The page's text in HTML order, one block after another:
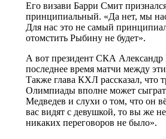
Его визави Барри Смит
принципиальный. «Да нет, мы
Для нас это не самый
отомстить Рыбину не будет».
А вот президент СКА Александр
последнее время матчи между
Также глава КХЛ рассказал, что
Олимпиады вполне может
Медведев и слухи о том, что он
вас видят с девушкой, то вы же
никаких переговоров не было».